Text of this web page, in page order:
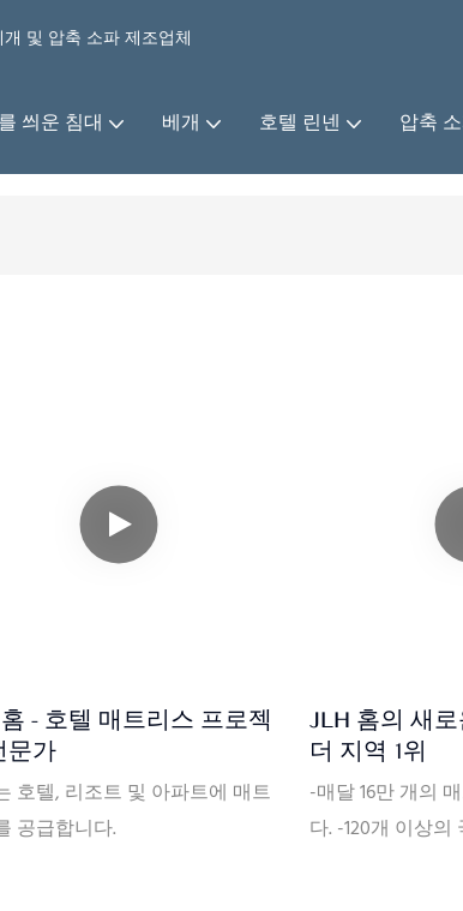
및 압축 소파 제조업체
씌운 침대 베개 호텔 린넨 압축
- 호텔 매트리스 프로젝
문가
호텔, 리조트 및 아파트에 매트
공급합니다.
JLH 홈의 새
더 지역 1위
-매달 16만 개의
다. -120개 이상의